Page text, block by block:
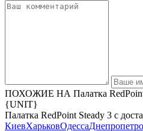
ПОХОЖИЕ НА Палатка RedPoint
{UNIT}
Палатка RedPoint Steady 3 с
КиевХарьковОдесса